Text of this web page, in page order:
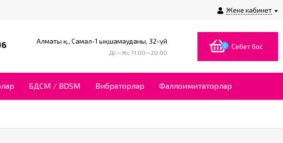
Жеке кабинет
Алматы қ., Самал-1 ықшамауданы, 32-үй
Дс—Жс 11:00—20:00
0 Себет бос
БДСМ / BDSM Вибраторлар Фаллоимитаторлар